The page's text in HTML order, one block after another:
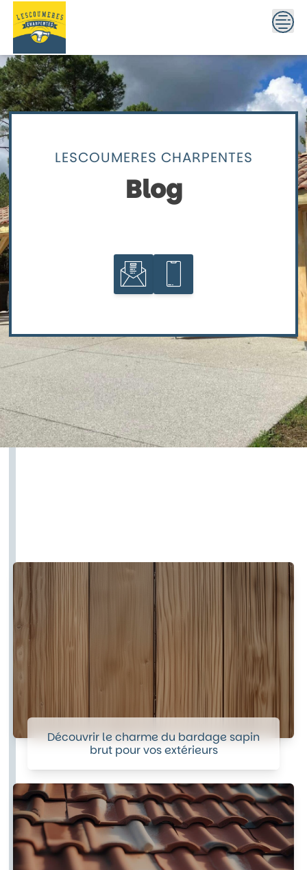
Skip
content
LESCOUMERES CHARPENTES
Blog
Découvrir le charme du bardage sapin
brut pour vos extérieurs